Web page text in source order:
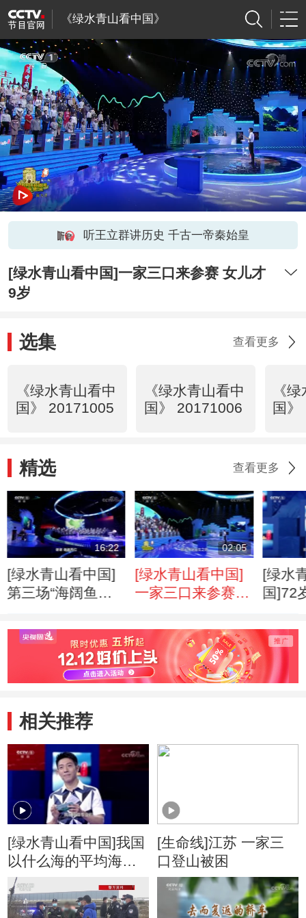
《绿水青山看中国》
听王立群讲历史 千古一帝秦始皇
[绿水青山看中国]一家三口来参赛 女儿才
9岁
选集 查看更多
《绿水青山看中
国》 20171005
《绿水青山看中
国》 20171006
《
国
精选 查看更多
16:22
[绿水青山看中国]
第三场“海阔鱼跃”
02:05
[绿水青山看中国]
一家三口来参赛
[绿水
国]72
久站
习少
相关推荐
[绿水青山看中国]我国
以什么海的平均海平
面作为零海拔？
[生命线]江苏 一家三
口登山被困